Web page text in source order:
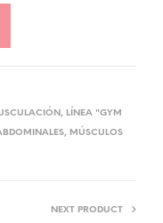
, LÍNEA "GYM
, MÚSCULOS
NEXT PRODUCT